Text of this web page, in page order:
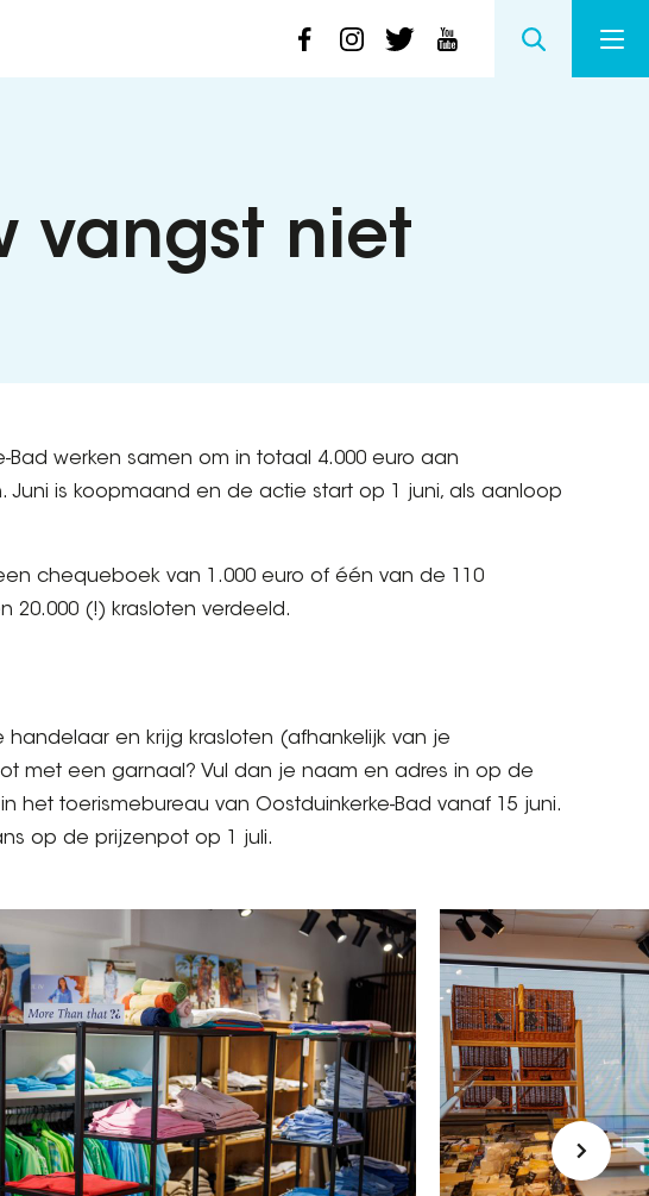
vangst niet
Bad werken samen om in totaal 4.000 euro aan
is koopmaand en de actie start op 1 juni, als aanloop
chequeboek van 1.000 euro of één van de 110
20.000 (!) krasloten verdeeld.
en krijg krasloten (afhankelijk van je
met een garnaal? Vul dan je naam en adres in op de
het toerismebureau van Oostduinkerke-Bad vanaf 15 juni.
op de prijzenpot op 1 juli.